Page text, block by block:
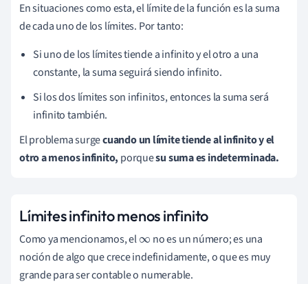
En situaciones como esta, el límite de la función es la suma
de cada uno de los límites. Por tanto:
Si uno de los límites tiende a infinito y el otro a una
constante, la suma seguirá siendo infinito.
Si los dos límites son infinitos, entonces la suma será
infinito también.
El problema surgecuando un límite tiende al infinito y el
otro a menos infinito, porquesu suma es indeterminada.
Límites infinito menos infinito
Como ya mencionamos, el∞ no es un número; es una
noción de algo que crece indefinidamente, o que es muy
grande para ser contable o numerable.